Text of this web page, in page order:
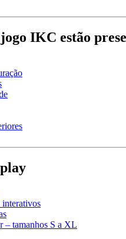
IKC estão
interativos
– tamanhos S a XL